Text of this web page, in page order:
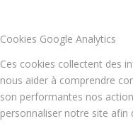
Cookies Google Analytics
Ces cookies collectent des
nous aider à comprendre
son performantes nos
personnaliser notre site afin